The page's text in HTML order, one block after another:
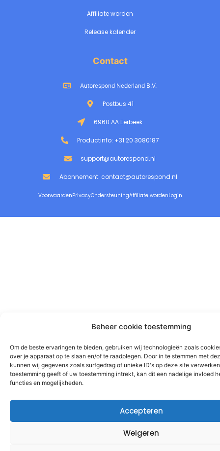
Beheer cookie toestemming
Om de beste ervaringen te bieden, gebruiken wij technologieën zoals
over je apparaat op te slaan en/of te raadplegen. Door in te stemmen met
kunnen wij gegevens zoals surfgedrag of unieke ID's op deze site
toestemming geeft of uw toestemming intrekt, kan dit een nadelige invloed
functies en mogelijkheden.
Accepteren
Weigeren
Affiliate worden
Release kalender
Contact
Autorespond Nederland B.V.
Postbus 41
6960 AA Eerbeek
Productinfo: +31 20 3080187
support@autorespond.nl
Abonnement: contact@autorespond.nl
VoorwaardenPrivacyOndersteuningAffiliate wordenLogin